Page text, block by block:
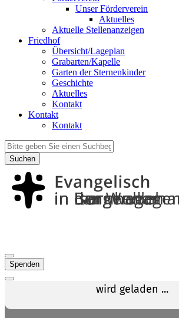
Unser Förderverein
Aktuelles
Aktuelle Stellenanzeigen
Friedhof
Übersicht/Lageplan
Grabarten/Kapelle
Garten der Sternenkinder
Geschichte
Aktuelles
Kontakt
Kontakt
Kontakt
Suchen
Spenden